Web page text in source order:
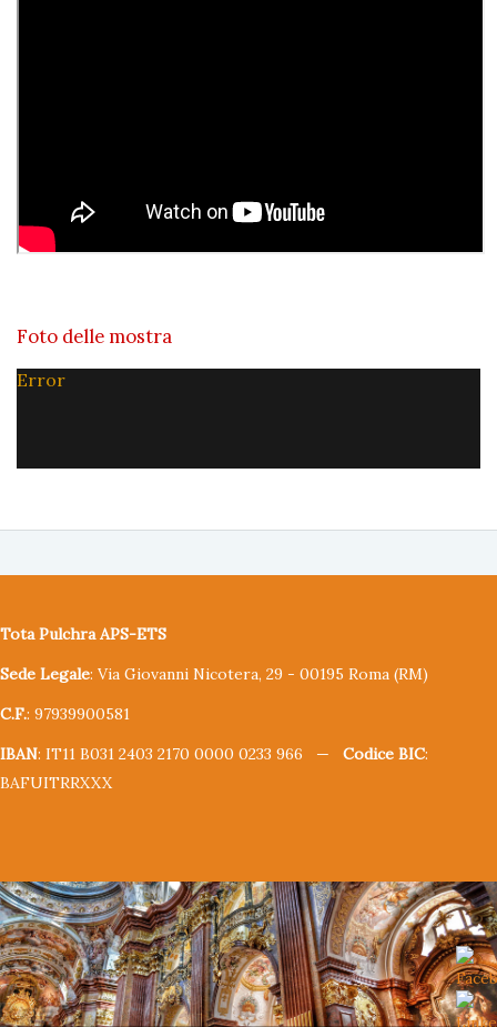
Foto delle mostra
Error
Tota Pulchra APS-ETS
Sede Legale: Via Giovanni Nicotera, 29 - 00195 Roma (RM)
C.F.: 97939900581
IBAN: IT11 B031 2403 2170 0000 0233 966 — Codice BIC:
BAFUITRRXXX